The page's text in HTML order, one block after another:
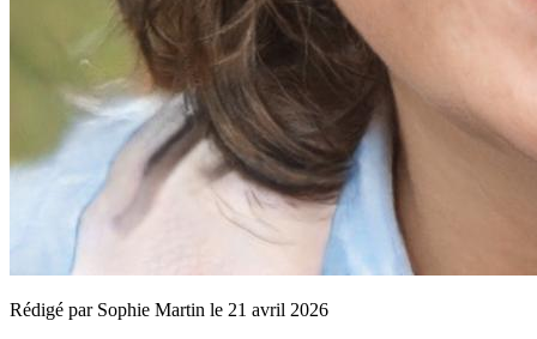
Rédigé par Sophie Martin le 21 avril 2026